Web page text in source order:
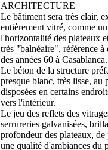
ARCHITECTURE
Le bâtiment sera très clair,
entièrement vitré, comme
l'horizontalité des plateaux
très "balnéaire", référence à
des années 60 à Casablanca.
Le béton de la structure
presque blanc, très lisse, au
disposées en certains
vers l'intérieur.
Le jeu des reflets des
serrureries galvanisées,
profondeur des plateaux,
une qualité d'ambiances du